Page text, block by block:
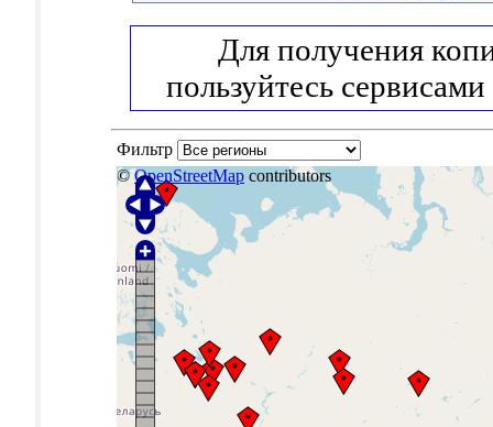
Для получения
пользуйтесь сервисами
Фильтр
©OpenStreetMap contributors